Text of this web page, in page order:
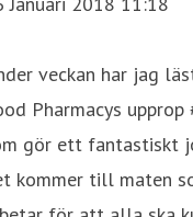
veckan har jag
Pharmacys
gör ett fantastiskt
kommer till maten